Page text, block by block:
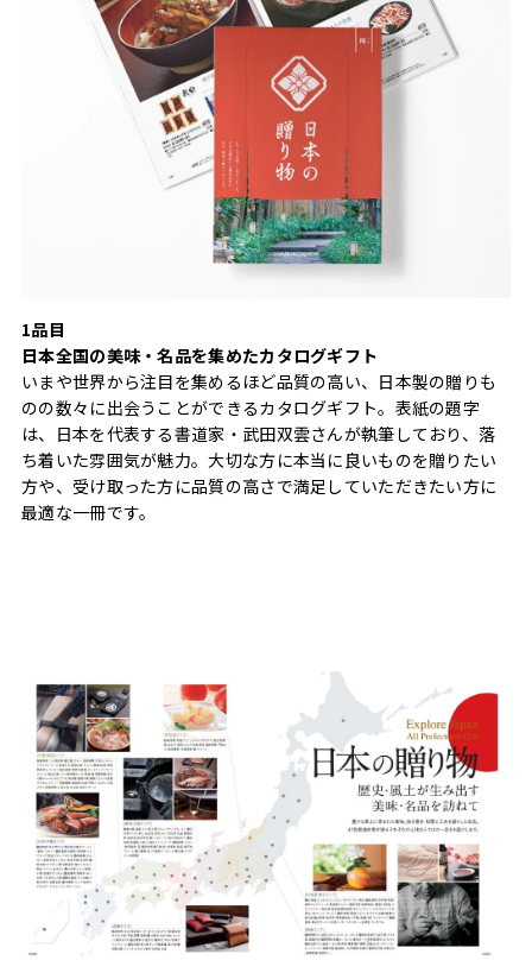
1品目
日本全国の美味・名品を集めたカタログギフト
いまや世界から注目を集めるほど品質の高い、日本製の贈りも
のの数々に出会うことができるカタログギフト。表紙の題字
は、日本を代表する書道家・武田双雲さんが執筆しており、落
ち着いた雰囲気が魅力。大切な方に本当に良いものを贈りたい
方や、受け取った方に品質の高さで満足していただきたい方に
最適な一冊です。